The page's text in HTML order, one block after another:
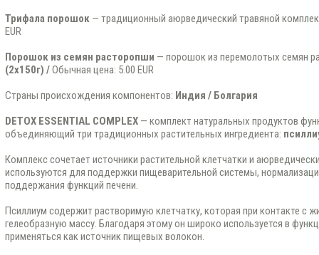
Трифала порошок— традиционный аюрведический травяной
EUR
Порошок из семян расторопши — порошок из перемолотых семян
(2х150г) /Обычная цена: 5.00 EUR
Страны происхождения компонентов: Индия / Болгария
DETOX ESSENTIAL COMPLEX— комплект натуральных продуктов
объединяющий три традиционных растительных ингредиента:
Комплекс сочетает источники растительной клетчатки и
используются для поддержки пищеварительной системы,
поддержания функций печени.
Псиллиум содержит растворимую клетчатку, которая при контакте с
гелеобразную массу. Благодаря этому он широко используется в
применяться как источник пищевых волокон.